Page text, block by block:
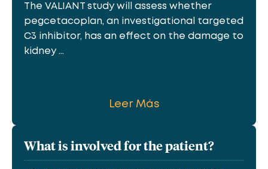
The VALIANT study will assess whether
pegcetacoplan, an investigational targeted
C3 inhibitor, has an effect on the damage to
kidney ...
Leer Más
What is involved for the patient?